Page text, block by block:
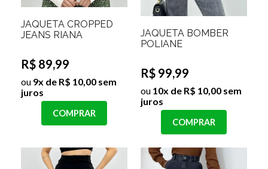
JAQUETA CROPPED
JEANS RIANA
R$ 89,99
ou 9x de R$ 10,00 sem
juros
COMPRAR
JAQUETA BOMBER
POLIANE
R$ 99,99
ou 10x de R$ 10,00 sem
juros
COMPRAR